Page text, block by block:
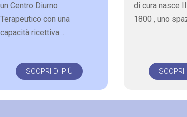
un Centro Diurno
Terapeutico con una
capacità ricettiva…
SCOPRI DI PIÙ
di cura nasce
1800 , uno
SCOPRI